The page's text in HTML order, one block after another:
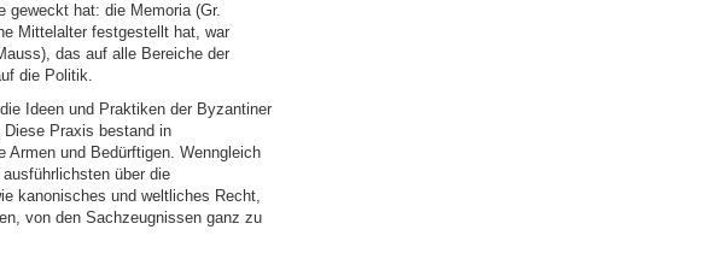
hat: die Memoria (Gr.
Mittelalter festgestellt hat, war
das auf alle Bereiche der
die Politik.
Ideen und Praktiken der Byzantiner
Praxis bestand in
Armen und Bedürftigen. Wenngleich
über die
kanonisches und weltliches Recht,
von den Sachzeugnissen ganz zu